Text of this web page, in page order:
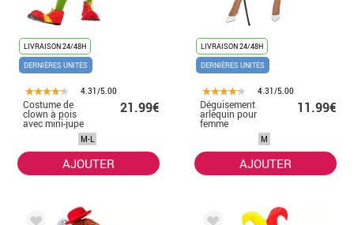
LIVRAISON 24/48H
DERNIÈRES UNITÉS
4.31/5.00
Costume de
clown à pois
avec mini-jupe
pour femme
21.99€
M-L
AJOUTER
LIVRAISON 24/48H
DERNIÈRES UNITÉS
4.31/5.00
Déguisement
arlequin pour
femme
11.99€
M
AJOUTER